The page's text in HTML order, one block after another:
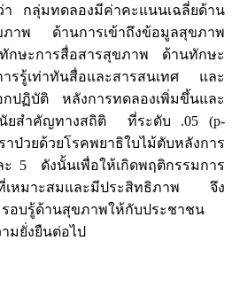
มทดลองมีค่าคะแนนเฉลี่ยด้าน
ภาพ ด้านการเข้าถึงข้อมูลสุขภาพ
ษะการสื่อสารสุขภาพ ด้านทักษะ
รรู้เท่าทันสื่อและสารสนเทศ และ
กปฏิบัติ หลังการทดลองเพิ่มขึ้นและ
นัยสำคัญทางสถิติ ที่ระดับ .05 (p-
วยด้วยโรคพยาธิใบไม้ตับหลังการ
ะ 5 ดังนั้นเพื่อให้เกิดพฤติกรรมการ
ที่เหมาะสมและมีประสิทธิภาพ จึง
รอบรู้ด้านสุขภาพให้กับประชาชน
มยั่งยืนต่อไป